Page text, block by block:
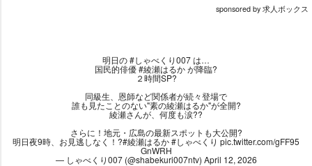
sponsored by 求人ボックス
明日の#しゃべくり007は…
国民的俳優#綾瀬はるかが降臨?
２時間SP?
同級生、恩師など関係者が続々登場で
誰も見たことのない"素の綾瀬はるか"が全開?
綾瀬さんが、何度も涙??
さらに！地元・広島の最新スポットも大公開?
明日夜9時、お見逃しなく！?#綾瀬はるか#しゃべくり pic.twitter.com/gFF95
GnWRH
— しゃべくり007 (@shabekuri007ntv) April 12, 2026